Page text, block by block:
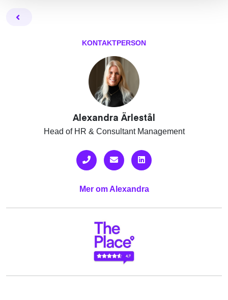
Facebook
KONTAKTPERSON
Alexandra Ärlestål
Head of HR & Consultant Management
Mer om Alexandra